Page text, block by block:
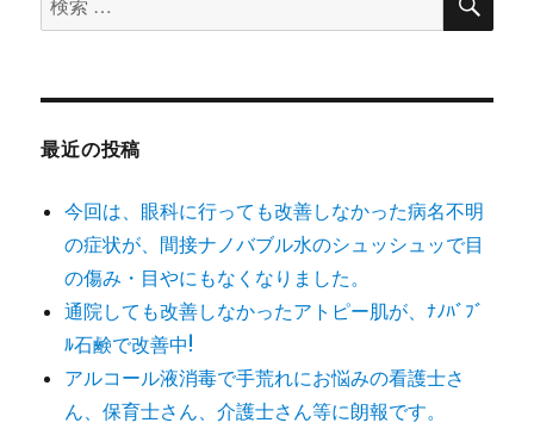
索
象:
最近の投稿
今回は、眼科に行っても改善しなかった病名不明
の症状が、間接ナノバブル水のシュッシュッで目
の傷み・目やにもなくなりました。
通院しても改善しなかったアトピー肌が、ﾅﾉﾊﾞﾌﾞ
ﾙ石鹸で改善中!
アルコール液消毒で手荒れにお悩みの看護士さ
ん、保育士さん、介護士さん等に朗報です。